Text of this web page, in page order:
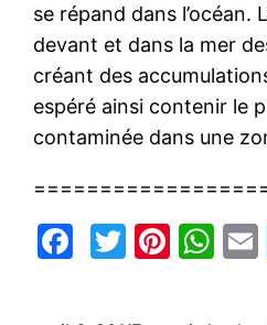
se répand dans l’océan.
devant et dans la mer
créant des
espéré ainsi contenir le
contaminée dans une
Facebook
Twitter